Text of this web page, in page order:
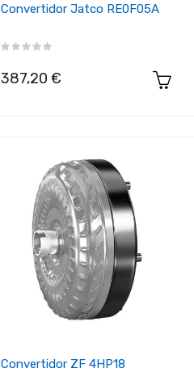
Convertidor Jatco RE0F05A
Precio
387,20 €
Convertidor ZF 4HP18